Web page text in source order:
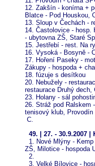
12. Zakšín - konírna +
Blatce - Pod Houskou,
13. Sloup v Čechách -
14. Častolovice - hosp.
- ubytovna ZŠ, Staré
15. Jestřebí - rest. Na
16. Vysoká - Bosyně -
17. Hoření Paseky -
Zákupy - hospoda +
18. fúzuje s desítkou
20. Nebužely -
restaurace Druhý
23. Holany - sál
26. Stráž pod Ralskem
tenisový klub, Provodín
C.
49. | 27. - 30.9.2007 |
1. Nové Mlýny -
ZŠ, Milotice - hospoda
2.
3. Velké Bílovice -